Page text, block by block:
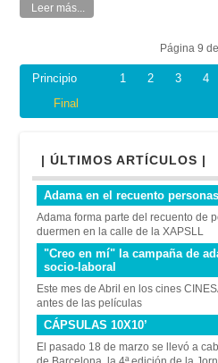
Leer más...
Página 9
Principio 1 2 3 4
Final
| ÚLTIMOS ARTÍCULOS |
Adama en el recuento
Adama forma parte del recuento de
duermen en la calle de la XAPSLL
"Creo en mí" la campaña de
socio-laboral
Este mes de Abril en los cines
antes de las películas
CÁPSULAS 10X10’
El pasado 18 de marzo se llevó a